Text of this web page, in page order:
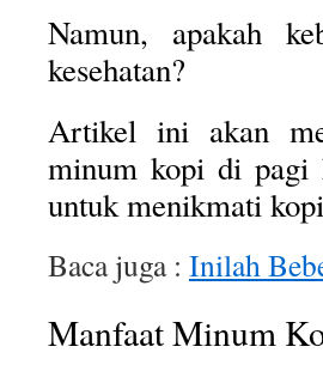
Namun, apakah
kesehatan?
Artikel ini akan
minum kopi di pagi
untuk menikmati
Baca juga : Inilah
Manfaat Minum